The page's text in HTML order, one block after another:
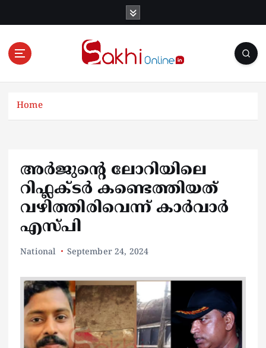
Online News Portal
Home
അർജുന്‍റെ ലോറിയിലെ
റിഫ്ലക്ടർ കണ്ടെത്തിയത്
വഴിത്തിരിവെന്ന് കാർവാർ
എസ്പി
National September 24, 2024